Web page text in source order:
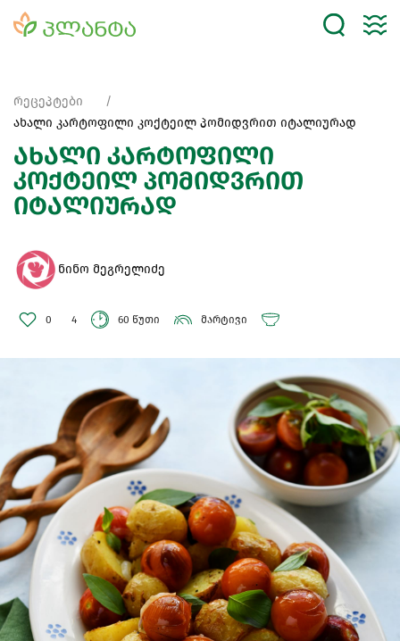
რეცეპტები
ახალი კარტოფილი კოქტეილ პომიდვრით იტალიურად
ახალი კარტოფილი
კოქტეილ პომიდვრით
იტალიურად
ნინო მეგრელიძე
0 4 60 წუთი მარტივი